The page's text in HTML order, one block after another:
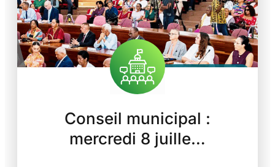
Conseil municipal :
mercredi 8 juille…